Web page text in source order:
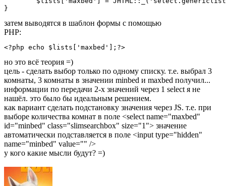
}
затем выводятся в шаблон формы с помощью
PHP:
<?php echo $lists['maxbed'];?>
но это всё теория =)
цель - сделать выбор только по одному списку. т.е. выбрал 3
комнаты, 3 комнаты в значении minbed и maxbed получил...
информации по передачи 2-х значений через 1 select я не
нашёл. это было бы идеальным решением.
как вариант сделать подстановку значения через JS. т.е. при
выборе количества комнат в поле <select name="maxbed"
id="minbed" class="slimsearchbox" size="1"> значение
автоматически подставляется в поле <input type="hidden"
name="minbed" value="" />
у кого какие мысли будут? =)